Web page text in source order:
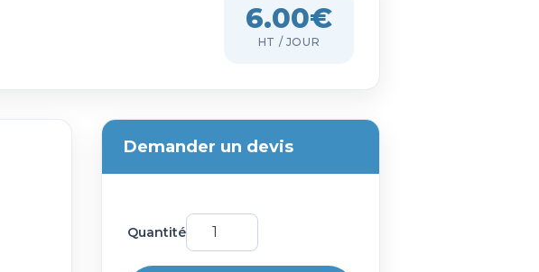
6.00€
HT / JOUR
Demander un devis
Quantité